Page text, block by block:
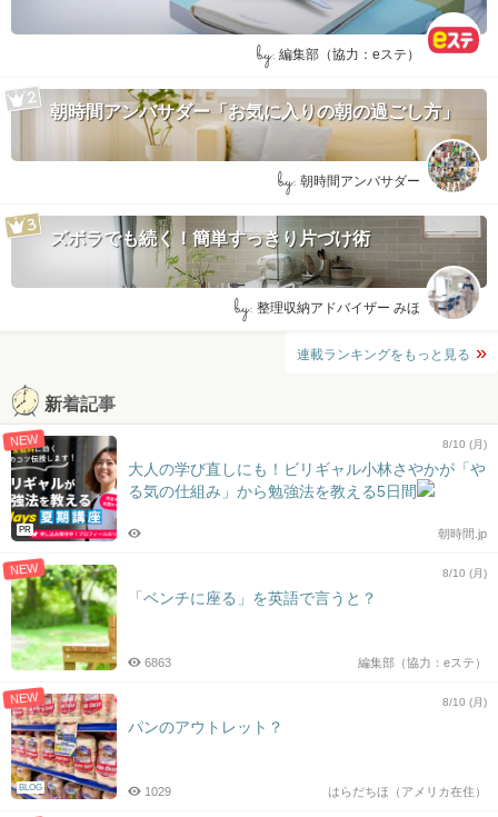
by: 編集部（協力：eステ）
朝時間アンバサダー「お気に入りの朝の過ごし方」
by: 朝時間アンバサダー
ズボラでも続く！簡単すっきり片づけ術
by: 整理収納アドバイザー みほ
連載ランキングをもっと見る
新着記事
NEW
PR
8/10 (月)
大人の学び直しにも！ビリギャル小林さやかが「や
る気の仕組み」から勉強法を教える5日間
朝時間.jp
NEW 8/10 (月)
「ベンチに座る」を英語で言うと？
編集部（協力：eステ）
6863
NEW
BLOG
8/10 (月)
パンのアウトレット？
はらだちほ（アメリカ在住）
1029